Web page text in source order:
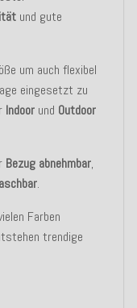
und gute
um auch flexibel
eingesetzt zu
Indoor und Outdoor
Bezug abnehmbar,
.
Farben
trendige